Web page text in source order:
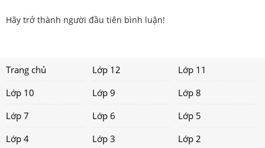
Hãy trở thành người đầu tiên bình luận!
Trang chủ Lớp 12
Lớp 11
Lớp 10
Lớp 9
Lớp 8
Lớp 7
Lớp 6
Lớp 5
Lớp 4
Lớp 3 Lớp 2